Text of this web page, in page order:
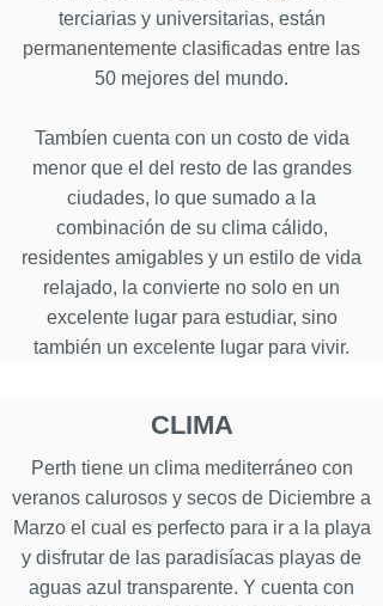
terciarias y universitarias, están
permanentemente clasificadas entre las
50 mejores del mundo.
Tambíen cuenta con un costo de vida
menor que el del resto de las grandes
ciudades, lo que sumado a la
combinación de su clima cálido,
residentes amigables y un estilo de vida
relajado, la convierte no solo en un
excelente lugar para estudiar, sino
también un excelente lugar para vivir.
CLIMA
Perth tiene un clima mediterráneo con
veranos calurosos y secos de Diciembre a
Marzo el cual es perfecto para ir a la playa
y disfrutar de las paradisíacas playas de
aguas azul transparente. Y cuenta con